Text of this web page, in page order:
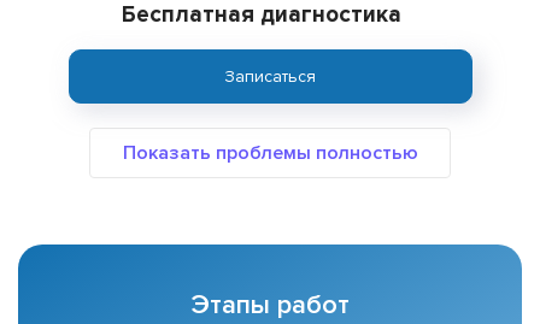
Бесплатная диагностика
Записаться
Этапы работ